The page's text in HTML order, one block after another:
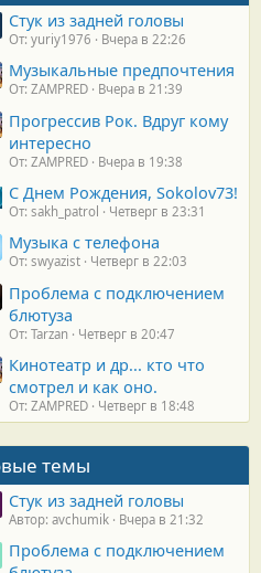
Стук из задней головы
От: yuriy1976 Вчера в 22:26
Музыкальные предпочтения
От: ZAMPRED Вчера в 21:39
Прогрессив Рок. Вдруг кому
интересно
От: ZAMPRED Вчера в 19:38
С Днем Рождения, Sokolov73!
От: sakh_patrol Четверг в 23:31
Музыка с телефона
От: swyazist Четверг в 22:03
Проблема с подключением
блютуза
От: Tarzan Четверг в 20:47
Кинотеатр и др... кто что
смотрел и как оно.
От: ZAMPRED Четверг в 18:48
темы
Стук из задней головы
Автор: avchumik Вчера в 21:32
Проблема с подключением